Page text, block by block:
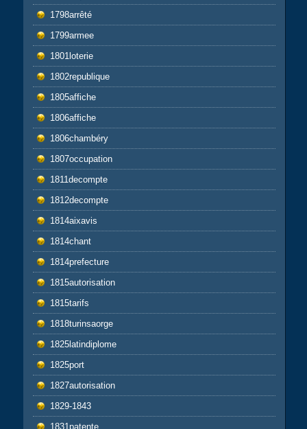
1798arrêté
1799armee
1801loterie
1802republique
1805affiche
1806affiche
1806chambéry
1807occupation
1811decompte
1812decompte
1814aixavis
1814chant
1814prefecture
1815autorisation
1815tarifs
1818turinsaorge
1825latindiplome
1825port
1827autorisation
1829-1843
1831patente